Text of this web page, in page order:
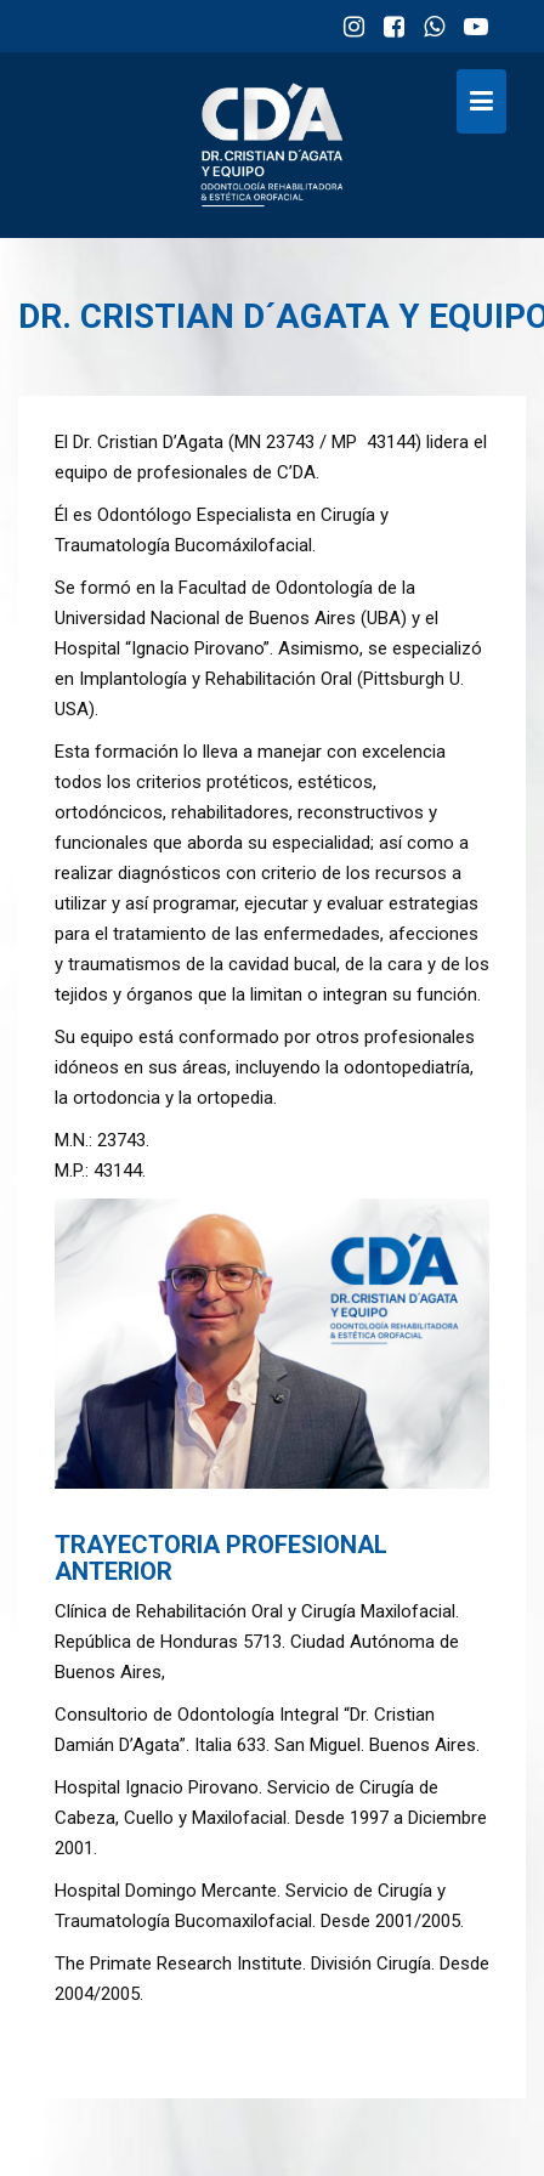
DR. CRISTIAN D´AGATA Y
El Dr. Cristian D’Agata (MN 23743 / MP 43144) lidera el
equipo de profesionales de C’DA.
Él es Odontólogo Especialista en Cirugía y
Traumatología Bucomáxilofacial.
Se formó en la Facultad de Odontología de la
Universidad Nacional de Buenos Aires (UBA) y el
Hospital “Ignacio Pirovano”. Asimismo, se especializó
en Implantología y Rehabilitación Oral (Pittsburgh U.
USA).
Esta formación lo lleva a manejar con excelencia
todos los criterios protéticos, estéticos,
ortodóncicos, rehabilitadores, reconstructivos y
funcionales que aborda su especialidad; así como a
realizar diagnósticos con criterio de los recursos a
utilizar y así programar, ejecutar y evaluar estrategias
para el tratamiento de las enfermedades, afecciones
y traumatismos de la cavidad bucal, de la cara y de los
tejidos y órganos que la limitan o integran su función.
Su equipo está conformado por otros profesionales
idóneos en sus áreas, incluyendo la odontopediatría,
la ortodoncia y la ortopedia.
M.N.: 23743.
M.P.: 43144.
TRAYECTORIA PROFESIONAL
ANTERIOR
Clínica de Rehabilitación Oral y Cirugía Maxilofacial.
República de Honduras 5713. Ciudad Autónoma de
Buenos Aires,
Consultorio de Odontología Integral “Dr. Cristian
Damián D’Agata”. Italia 633. San Miguel. Buenos Aires.
Hospital Ignacio Pirovano. Servicio de Cirugía de
Cabeza, Cuello y Maxilofacial. Desde 1997 a Diciembre
2001.
Hospital Domingo Mercante. Servicio de Cirugía y
Traumatología Bucomaxilofacial. Desde 2001/2005.
The Primate Research Institute. División Cirugía. Desde
2004/2005.